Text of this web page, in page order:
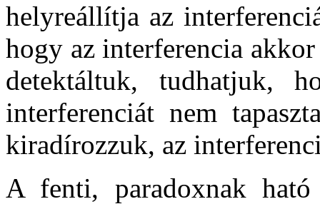
helyreállítja az
hogy az interferencia
detektáltuk, tudhatjuk,
interferenciát nem
kiradírozzuk, az
A fenti, paradoxnak ható